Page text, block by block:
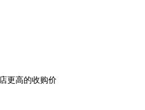
更高的收购价